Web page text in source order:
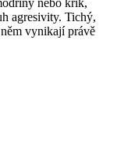
nebo křik,
agresivity. Tichý,
vynikají právě